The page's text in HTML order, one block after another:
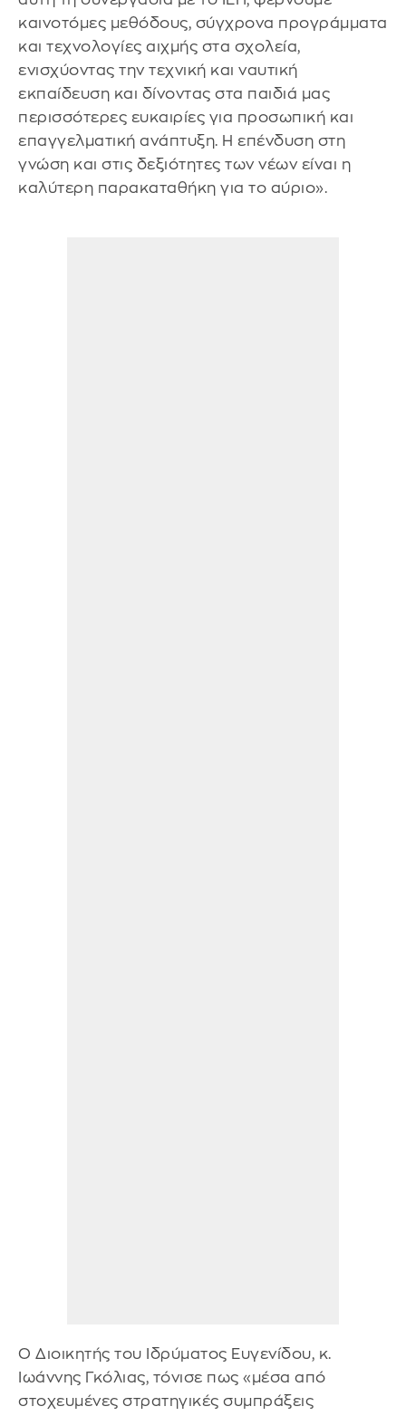
καινοτόμες μεθόδους, σύγχρονα προγράμματα
και τεχνολογίες αιχμής στα σχολεία,
ενισχύοντας την τεχνική και ναυτική
εκπαίδευση και δίνοντας στα παιδιά μας
περισσότερες ευκαιρίες για προσωπική και
επαγγελματική ανάπτυξη. Η επένδυση στη
γνώση και στις δεξιότητες των νέων είναι η
καλύτερη παρακαταθήκη για το αύριο».
Ο Διοικητής του Ιδρύματος Ευγενίδου, κ.
Ιωάννης Γκόλιας, τόνισε πως «μέσα από
στοχευμένες στρατηγικές συμπράξεις